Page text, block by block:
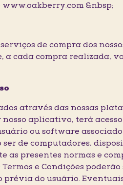
www.oakberry.com &nbsp;
de compra dos
cada compra realizada,
através das nossas
aplicativo, terá
ou software associado
de computadores,
presentes normas e
e Condições
do usuário.